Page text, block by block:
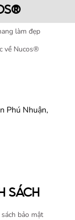
làm đẹp
về Nucos®
Phú Nhuận,
SÁCH
bảo mật